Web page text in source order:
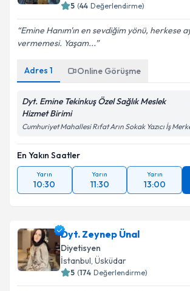
Kişisel verilerimin işlenmesine
Metni'ni okudum ve kişisel
Takvim Talebini
5 (44 Değerlendirme)
Emine Hanım'ın en sevdiğim yönü, herkese
vermemesi. Yaşam...
Adres 1 Online Görüşme
Dyt. Emine Tekinkuş Özel Sağlık Meslek
Hizmet Birimi
Cumhuriyet Mahallesi Rıfat Arın Sokak Yazıcı İş
En Yakın Saatler
Yarın
10:30
Yarın
11:30
Yarın
13:00
Dyt. Zeynep Ünal
Diyetisyen
İstanbul, Üsküdar
5 (174 Değerlendirme)